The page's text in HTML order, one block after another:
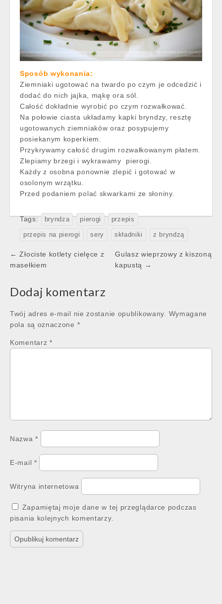
Sposób wykonania:
Ziemniaki ugotować na twardo po czym je odcedzić i
dodać do nich jajka, mąkę ora sól.
Całość dokładnie wyrobić po czym rozwałkować.
Na połowie ciasta układamy kapki bryndzy, resztę
ugotowanych ziemniaków oraz posypujemy
posiekanym koperkiem.
Przykrywamy całość drugim rozwałkowanym płatem.
Zlepiamy brzegi i wykrawamy pierogi.
Każdy z osobna ponownie zlepić i gotować w
osolonym wrzątku.
Przed podaniem polać skwarkami ze słoniny.
Tags: bryndza pierogi przepis
przepis na pierogi sery składniki z bryndzą
Post
navigation
← Złociste kotlety cielęce z
masełkiem
Gulasz wieprzowy z kiszoną
kapustą →
Dodaj komentarz
Twój adres e-mail nie zostanie opublikowany.
Wymagane
pola są oznaczone *
Komentarz *
Nazwa*
E-mail *
Witryna internetowa
Zapamiętaj moje dane w tej przeglądarce podczas
pisania kolejnych komentarzy.